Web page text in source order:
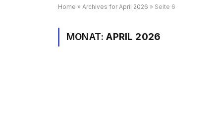
Home » Archives for April 2026 » Seite 6
MONAT:APRIL 2026